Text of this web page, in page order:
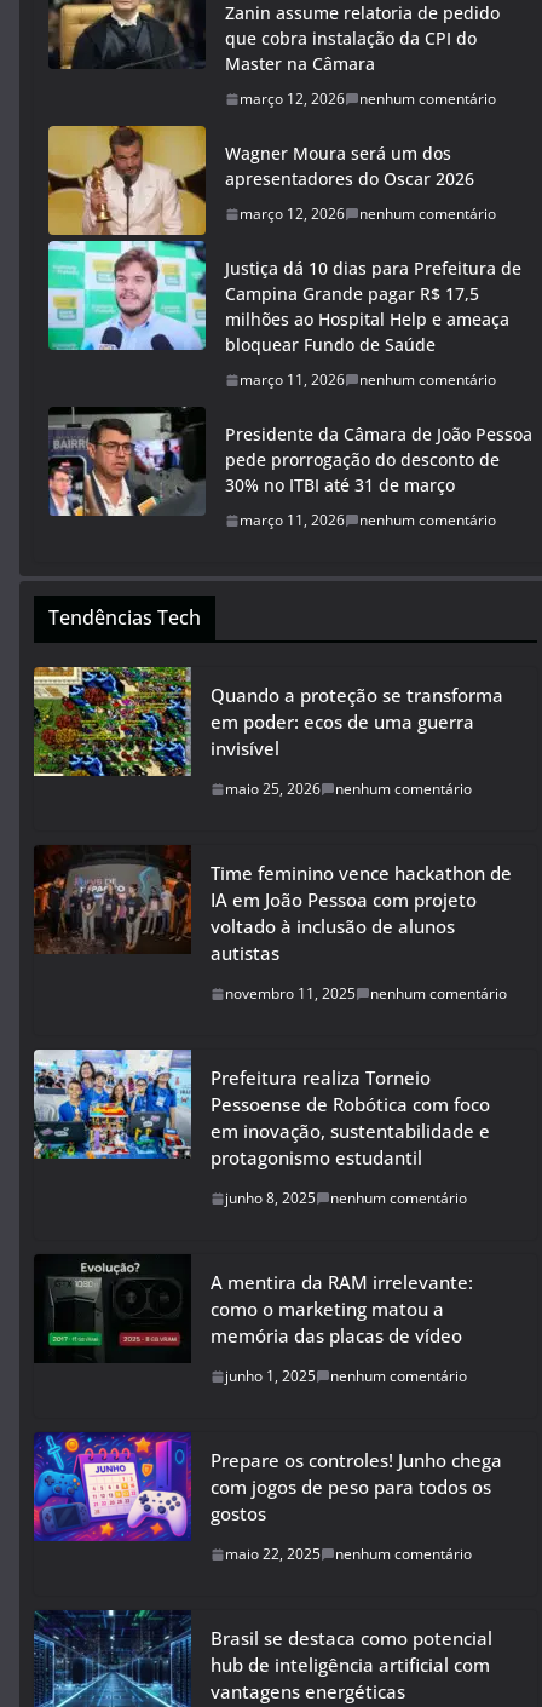
Zanin assume relatoria de pedido
que cobra instalação da CPI do
Master na Câmara
março 12, 2026 nenhum comentário
Wagner Moura será um dos
apresentadores do Oscar 2026
março 12, 2026 nenhum comentário
Justiça dá 10 dias para Prefeitura de
Campina Grande pagar R$ 17,5
milhões ao Hospital Help e ameaça
bloquear Fundo de Saúde
março 11, 2026 nenhum comentário
Presidente da Câmara de João Pessoa
pede prorrogação do desconto de
30% no ITBI até 31 de março
março 11, 2026 nenhum comentário
Tendências Tech
Quando a proteção se transforma
em poder: ecos de uma guerra
invisível
maio 25, 2026 nenhum comentário
Time feminino vence hackathon de
IA em João Pessoa com projeto
voltado à inclusão de alunos
autistas
novembro 11, 2025 nenhum comentário
Prefeitura realiza Torneio
Pessoense de Robótica com foco
em inovação, sustentabilidade e
protagonismo estudantil
junho 8, 2025 nenhum comentário
A mentira da RAM irrelevante:
como o marketing matou a
memória das placas de vídeo
junho 1, 2025 nenhum comentário
Prepare os controles! Junho chega
com jogos de peso para todos os
gostos
maio 22, 2025 nenhum comentário
Brasil se destaca como potencial
hub de inteligência artificial com
vantagens energéticas